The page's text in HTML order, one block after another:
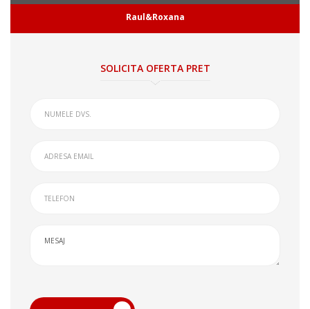
Raul&Roxana
SOLICITA OFERTA PRET